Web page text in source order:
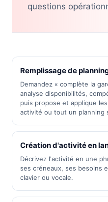
questions
Remplissage de
Demandez « complète la
analyse disponibilités,
puis propose et applique
activité ou tout un planning
Création d'activité en
Décrivez l'activité en une
ses créneaux, ses besoins
clavier ou vocale.